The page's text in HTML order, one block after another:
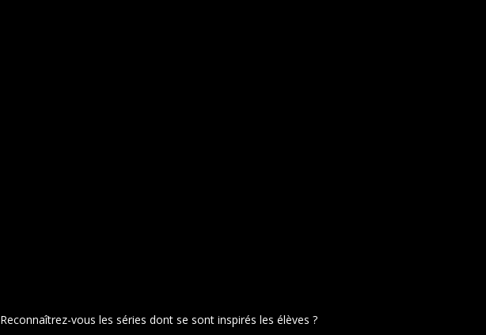
Reconnaîtrez-vous les séries dont se sont inspirés les élèves ?